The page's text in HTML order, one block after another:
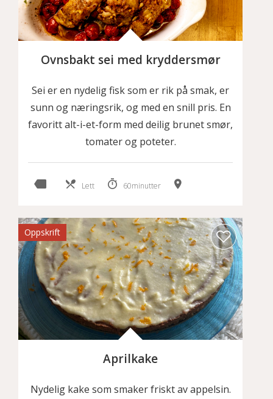
Ovnsbakt sei med kryddersmør
Sei er en nydelig fisk som er rik på smak, er
sunn og næringsrik, og med en snill pris. En
favoritt alt-i-et-form med deilig brunet smør,
tomater og poteter.
Lett 60minutter
Oppskrift
Aprilkake
Nydelig kake som smaker friskt av appelsin.